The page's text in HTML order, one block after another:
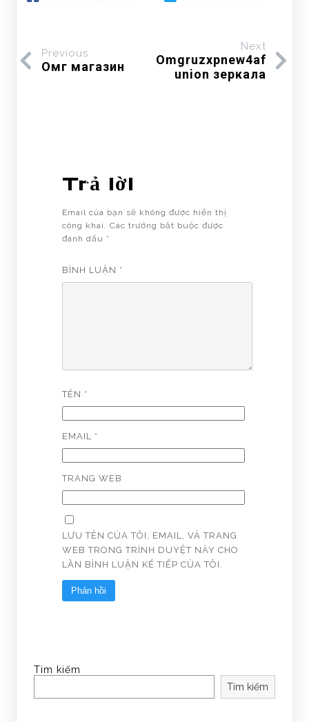
Previous
Омг магазин
Next
Omgruzxpnew4af
union зеркала
Trả lời
Email của bạn sẽ không được hiển thị
công khai.
Các trường bắt buộc được
đánh dấu *
BÌNH LUẬN *
TÊN *
EMAIL *
TRANG WEB
LƯU TÊN CỦA TÔI, EMAIL, VÀ TRANG
WEB TRONG TRÌNH DUYỆT NÀY CHO
LẦN BÌNH LUẬN KẾ TIẾP CỦA TÔI.
Tìm kiếm
Tìm kiếm